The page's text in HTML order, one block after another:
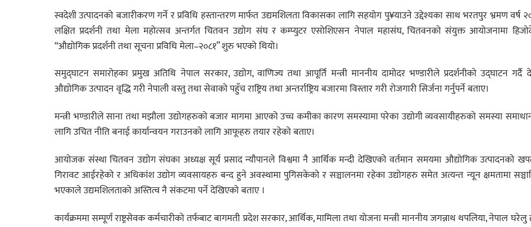
स्वदेशी उत्पादनको बजारीकरण गर्ने र प्रविधि हस्तान्तरण मार्फत उद्यमशिलता विकासका लागि सहयोग पु¥याउने उद्देश्यका साथ भरतपुर भ्रमण वर्ष
लक्षित प्रदर्शनी तथा मेला महोत्सव अन्तर्गत चितवन उद्योग संघ र कम्प्युटर एसोशिएसन नेपाल महासंघ, चितवनको संयुक्त आयोजनामा
“औद्योगिक प्रदर्शनी तथा सूचना प्रविधि मेला–२०८१” शुरु भएको थियो।
समुद्घाटन समारोहका प्रमुख अतिथि नेपाल सरकार, उद्योग, वाणिज्य तथा आपूर्ति मन्त्री माननीय दामोदर भण्डारीले प्रदर्शनीको उद्घाटन गर्दै
औद्योगिक उत्पादन वृद्धि गरी नेपाली वस्तु तथा सेवाको पहुँच राष्ट्रिय तथा अन्तर्राष्ट्रिय बजारमा विस्तार गरी रोजगारी सिर्जना गर्नुपर्ने बताए।
मन्त्री भण्डारीले साना तथा मझौला उद्योगहरुको बजार मागमा आएको उच्च कमीका कारण समस्यामा परेका उद्योगी व्यवसायीहरुको समस्या
लागि उचित नीति बनाई कार्यान्वयन गराउनको लागि आफूहरु तयार रहेको बताए।
आयोजक संस्था चितवन उद्योग संघका अध्यक्ष सूर्य प्रसाद न्यौपानले विश्वमा नै आर्थिक मन्दी देखिएको वर्तमान समयमा औद्योगिक उत्पादनको
गिरावट आईरहेको र अधिकांश उद्योग व्यवसायहरु बन्द हुने अवस्थामा पुगिसकेको र सञ्चालनमा रहेका उद्योगहरु समेत अत्यन्त न्यून क्षमतामा
भएकाले उद्यमशिलताको अस्तित्व नै संकटमा पर्ने देखिएको बताए ।
कार्यक्रममा सम्पूर्ण राष्ट्रसेवक कर्मचारीको तर्फबाट बागमती प्रदेश सरकार, आर्थिक, मामिला तथा योजना मन्त्री माननीय जगन्नाथ थपलिया, नेपाल घरेलु